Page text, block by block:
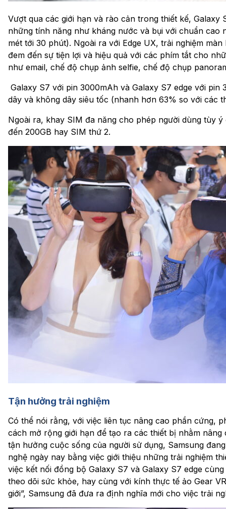
Vượt qua các giới hạn và rào cản trong thiết kế, Galaxy
những tính năng như kháng nước và bụi với chuẩn cao
mét tới 30 phút). Ngoài ra với Edge UX, trải nghiệm
đem đến sự tiện lợi và hiệu quả với các phím tắt cho
như email, chế độ chụp ảnh selfie, chế độ chụp
Galaxy S7 với pin 3000mAh và Galaxy S7 edge với
dây và không dây siêu tốc (nhanh hơn 63% so với các
Ngoài ra, khay SIM đa năng cho phép người dùng tùy
đến 200GB hay SIM thứ 2.
Tận hưởng trải nghiệm
Có thể nói rằng, với việc liên tục nâng cao phần cứng,
cách mở rộng giới hạn để tạo ra các thiết bị nhằm
tận hưởng cuộc sống của người sử dụng, Samsung
nghệ ngày nay bằng việc giới thiệu những trải nghiệm
việc kết nối đồng bộ Galaxy S7 và Galaxy S7 edge
theo dõi sức khỏe, hay cùng với kính thực tế ảo Gear
giới”, Samsung đã đưa ra định nghĩa mới cho việc trải